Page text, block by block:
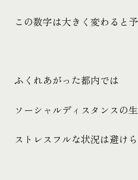
この数字は大きく変わると
ふくれあがった都内では
ソーシャルディスタンスの
ストレスフルな状況は避けら